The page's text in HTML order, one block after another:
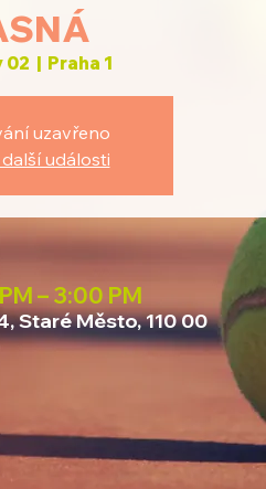
02
  |
Praha 1
uzavřeno
události
– 3:00 PM
Staré Město, 110 00